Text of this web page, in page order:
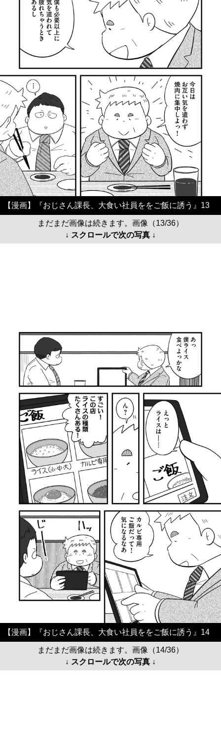
【漫画】『おじさん課長、大食い社員ををご飯に誘う』13
まだまだ画像は続きます。画像（13/36）
↓ スクロールで次の写真 ↓
【漫画】『おじさん課長、大食い社員ををご飯に誘う』14
まだまだ画像は続きます。画像（14/36）
↓ スクロールで次の写真 ↓